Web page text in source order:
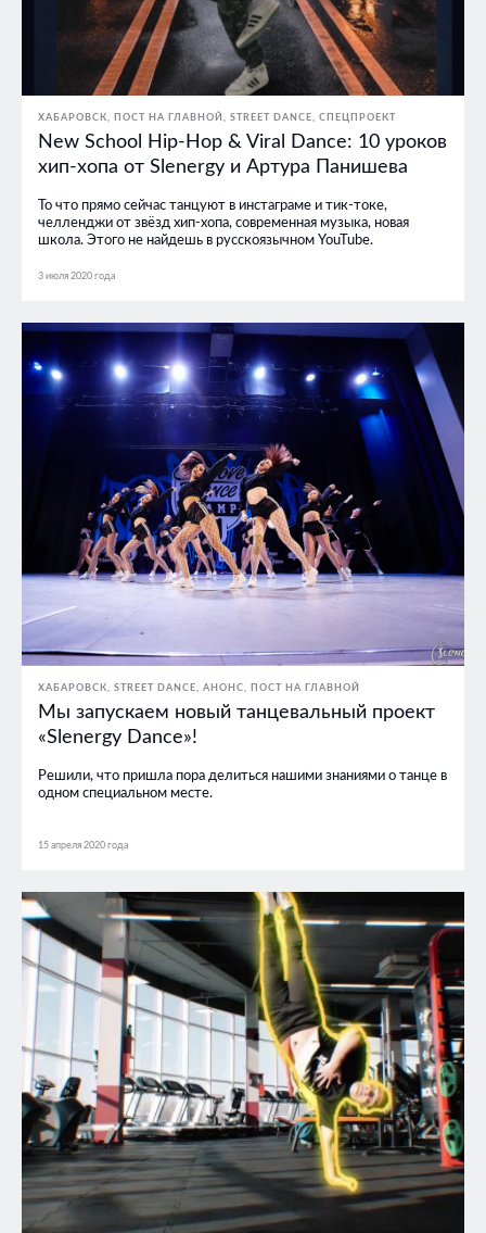
ХАБАРОВСК ПОСТ НА ГЛАВНОЙ STREET DANCE СПЕЦПРОЕКТ
New School Hip-Hop & Viral Dance: 10 уроков
хип-хопа от Slenergy и Артура Панишева
То что прямо сейчас танцуют в инстаграме и тик-токе,
челленджи от звёзд хип-хопа, современная музыка, новая
школа. Этого не найдешь в русскоязычном YouTube.
3 июля 2020 года
ХАБАРОВСК STREET DANCE АНОНС ПОСТ НА ГЛАВНОЙ
Мы запускаем новый танцевальный проект
«Slenergy Dance»!
Решили, что пришла пора делиться нашими знаниями о танце в
одном специальном месте.
15 апреля 2020 года